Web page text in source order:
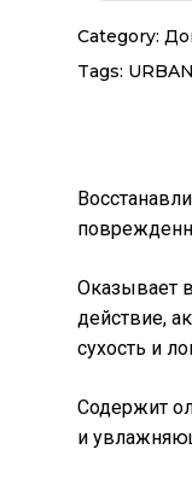
Category:
Tags:
Оказывает
действие,
сухость и
Содержит
и